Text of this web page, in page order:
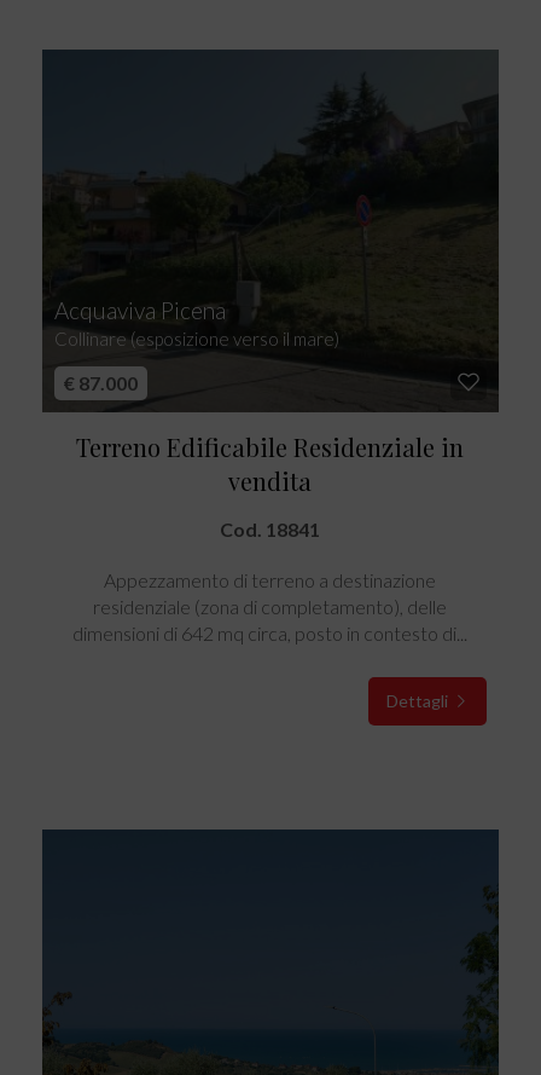
Acquaviva Picena
Collinare (esposizione verso il mare)
€ 87.000
Terreno Edificabile Residenziale in
vendita
Cod. 18841
Appezzamento di terreno a destinazione
residenziale (zona di completamento), delle
dimensioni di 642 mq circa, posto in contesto di...
Dettagli